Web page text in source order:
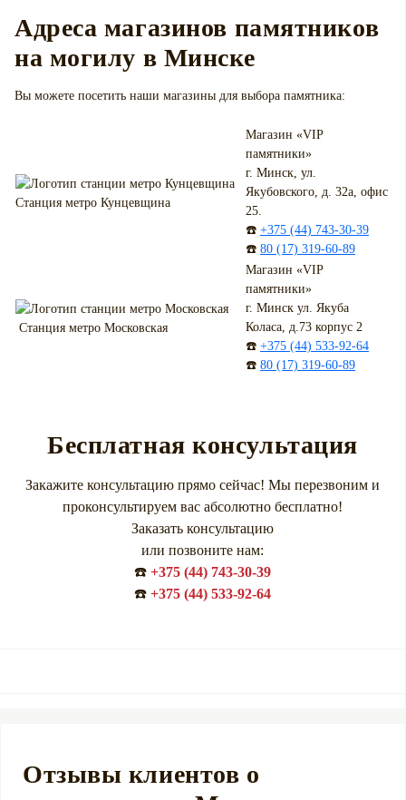
Адреса магазинов памятников
на могилу в Минске
Вы можете посетить наши магазины для выбора памятника:
Станция метро Кунцевщина
Магазин «VIP
памятники»
г. Минск, ул.
Якубовского, д. 32а, офис
25.
☎️ +375 (44) 743-30-39
☎️ 80 (17) 319-60-89
Станция метро Московская
Магазин «VIP
памятники»
г. Минск ул. Якуба
Коласа, д.73 корпус 2
☎️ +375 (44) 533-92-64
☎️ 80 (17) 319-60-89
Бесплатная консультация
Закажите консультацию прямо сейчас! Мы перезвоним и
проконсультируем вас абсолютно бесплатно!
Заказать консультацию
или позвоните нам:
☎️ +375 (44) 743-30-39
☎️ +375 (44) 533-92-64
Отзывы клиентов о